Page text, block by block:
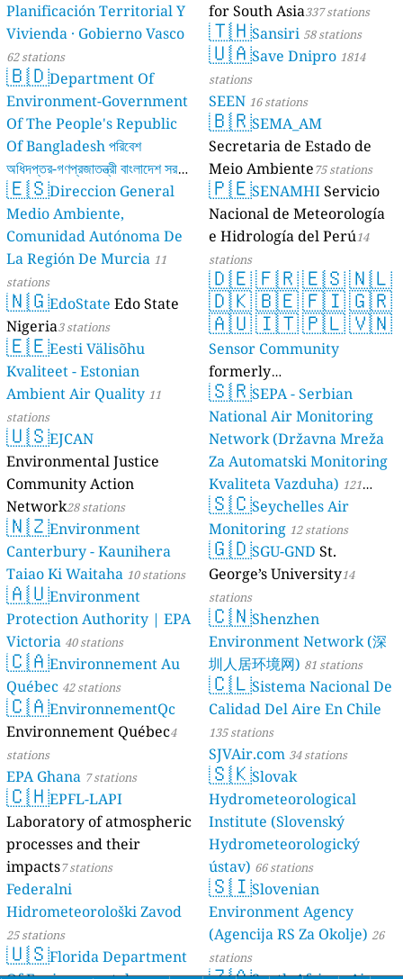
Planificación Territorial Y
Vivienda · Gobierno Vasco
62 stations
🇧🇩Department Of
Environment-Government
Of The People's Republic
Of Bangladesh পরিবেশ
অধিদপ্তর-গণপ্রজাতন্ত্রী বাংলাদেশ সরকার
17 stations
🇪🇸Direccion General
Medio Ambiente,
Comunidad Autónoma De
La Región De Murcia 11
stations
🇳🇬EdoState Edo State
Nigeria3 stations
🇪🇪Eesti Välisõhu
Kvaliteet - Estonian
Ambient Air Quality 11
stations
🇺🇸EJCAN
Environmental Justice
Community Action
Network28 stations
🇳🇿Environment
Canterbury - Kaunihera
Taiao Ki Waitaha 10 stations
🇦🇺Environment
Protection Authority | EPA
Victoria 40 stations
🇨🇦Environnement Au
Québec 42 stations
🇨🇦EnvironnementQc
Environnement Québec4
stations
EPA Ghana 7 stations
🇨🇭EPFL-LAPI
Laboratory of atmospheric
processes and their
impacts7 stations
Federalni
Hidrometeorološki Zavod
25 stations
🇺🇸Florida Department
for South Asia337 stations
🇹🇭Sansiri 58 stations
🇺🇦Save Dnipro 1814
stations
SEEN 16 stations
🇧🇷SEMA_AM
Secretaria de Estado de
Meio Ambiente75 stations
🇵🇪SENAMHIServicio
Nacional de Meteorología
e Hidrología del Perú14
stations
🇩🇪🇫🇷🇪🇸🇳🇱
🇩🇰🇧🇪🇫🇮🇬🇷
🇦🇺🇮🇹🇵🇱🇻🇳
Sensor Community
formerly
luftdaten.info35807 stations
🇸🇷SEPA - Serbian
National Air Monitoring
Network (Državna Mreža
Za Automatski Monitoring
Kvaliteta Vazduha) 121
stations
🇸🇨Seychelles Air
Monitoring 12 stations
🇬🇩SGU-GND St.
George’s University14
stations
🇨🇳Shenzhen
Environment Network (深
圳人居环境网) 81 stations
🇨🇱Sistema Nacional De
Calidad Del Aire En Chile
135 stations
SJVAir.com 34 stations
🇸🇰Slovak
Hydrometeorological
Institute (Slovenský
Hydrometeorologický
ústav) 66 stations
🇸🇮Slovenian
Environment Agency
(Agencija RS Za Okolje) 26
stations